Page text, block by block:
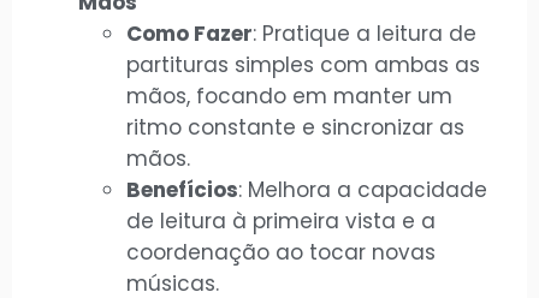
Como Fazer: Pratique a leitura de
partituras simples com ambas as
mãos, focando em manter um
ritmo constante e sincronizar as
mãos.
Benefícios: Melhora a capacidade
de leitura à primeira vista e a
coordenação ao tocar novas
músicas.